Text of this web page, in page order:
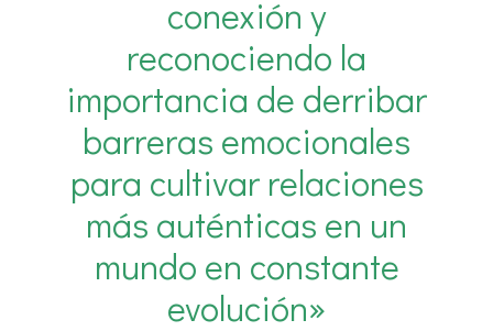
conexión y
reconociendo la
importancia de derribar
barreras emocionales
para cultivar relaciones
más auténticas en un
mundo en constante
evolución»